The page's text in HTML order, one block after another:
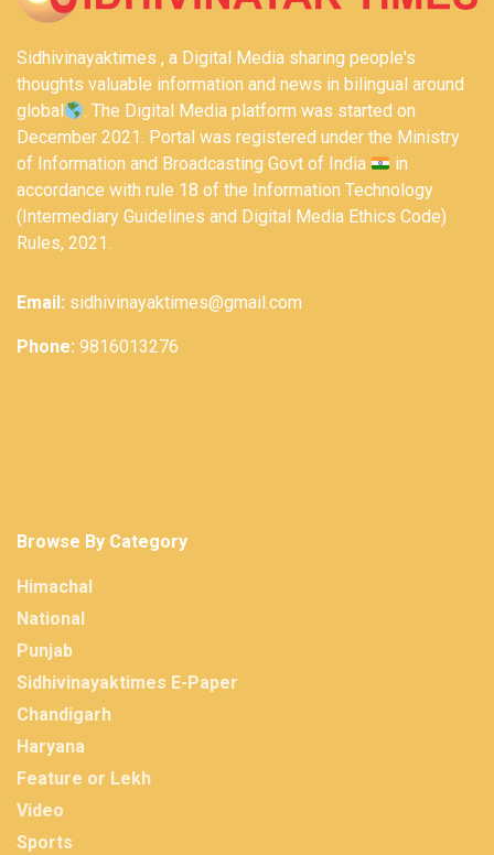
Sidhivinayaktimes , a Digital Media sharing people's
thoughts valuable information and news in bilingual around
global
. The Digital Media platform was started on
December 2021. Portal was registered under the Ministry
of Information and Broadcasting Govt of India
in
accordance with rule 18 of the Information Technology
(Intermediary Guidelines and Digital Media Ethics Code)
Rules, 2021.
Email: sidhivinayaktimes@gmail.com
Phone: 9816013276
Browse By Category
Himachal
National
Punjab
Sidhivinayaktimes E-Paper
Chandigarh
Haryana
Feature or Lekh
Video
Sports